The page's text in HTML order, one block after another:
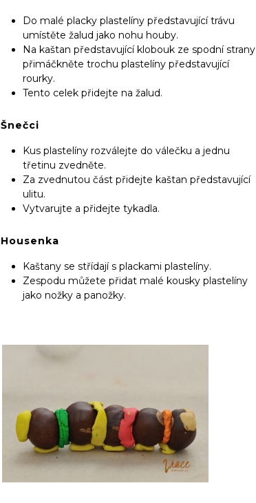
Do malé placky plastelíny představující trávu
umístěte žalud jako nohu houby.
Na kaštan představující klobouk ze spodní strany
přimáčkněte trochu plastelíny představující
rourky.
Tento celek přidejte na žalud.
Šnečci
Kus plastelíny rozválejte do válečku a jednu
třetinu zvedněte.
Za zvednutou část přidejte kaštan představující
ulitu.
Vytvarujte a přidejte tykadla.
Housenka
Kaštany se střídají s plackami plastelíny.
Zespodu můžete přidat malé kousky plastelíny
jako nožky a panožky.